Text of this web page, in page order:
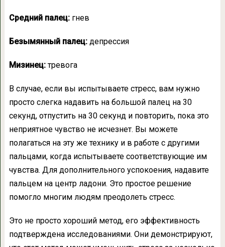
Средний палец: гнев
Безымянный палец: депрессия
Мизинец:тревога
В случае, если вы испытываете стресс, вам нужно
просто слегка надавить на большой палец на 30
секунд, отпустить на 30 секунд и повторить, пока это
неприятное чувство не исчезнет. Вы можете
полагаться на эту же технику и в работе с другими
пальцами, когда испытываете соответствующие им
чувства. Для дополнительного успокоения, надавите
пальцем на центр ладони. Это простое решение
помогло многим людям преодолеть стресс.
Это не просто хороший метод, его эффективность
подтверждена исследованиями. Они демонстрируют,